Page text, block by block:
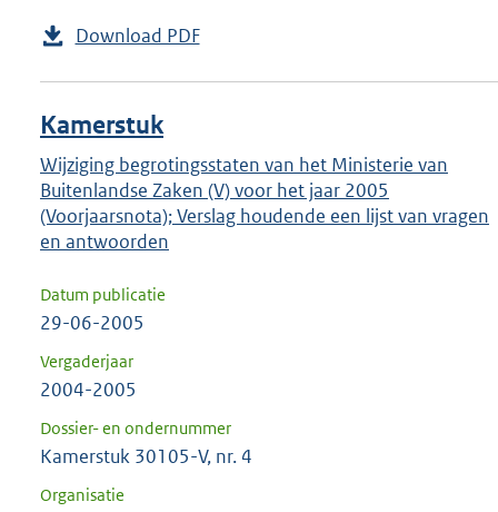
Download PDF
Kamerstuk
Wijziging begrotingsstaten van het Ministerie van
Buitenlandse Zaken (V) voor het jaar 2005
(Voorjaarsnota); Verslag houdende een lijst van vragen
en antwoorden
Datum publicatie
29-06-2005
Vergaderjaar
2004-2005
Dossier- en ondernummer
Kamerstuk 30105-V, nr. 4
Organisatie